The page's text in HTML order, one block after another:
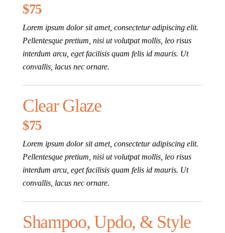
$75
Lorem ipsum dolor sit amet, consectetur adipiscing elit.
Pellentesque pretium, nisi ut volutpat mollis, leo risus
interdum arcu, eget facilisis quam felis id mauris. Ut
convallis, lacus nec ornare.
Clear Glaze
$75
Lorem ipsum dolor sit amet, consectetur adipiscing elit.
Pellentesque pretium, nisi ut volutpat mollis, leo risus
interdum arcu, eget facilisis quam felis id mauris. Ut
convallis, lacus nec ornare.
Shampoo, Updo, & Style